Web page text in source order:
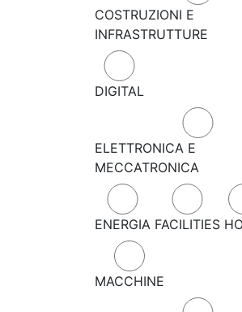
COSTRUZIONI E
INFRASTRUTTURE
DIGITAL
ELETTRONICA E
MECCATRONICA
ENERGIA FACILITIES
MACCHINE